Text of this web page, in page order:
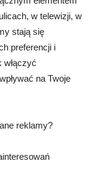
w telewizji, w
stają się
preferencji i
na Twoje
reklamy?